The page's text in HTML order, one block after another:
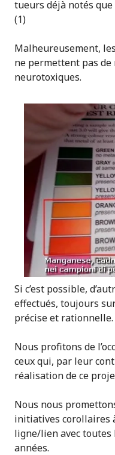
tueurs déjà notés
(1)
Malheureusement,
ne permettent pas
neurotoxiques.
Si c’est possible,
effectués, toujours
précise et rationnelle.
Nous profitons de
ceux qui, par leur
réalisation de ce
Nous nous
initiatives corollaires
ligne/lien avec toutes
années.